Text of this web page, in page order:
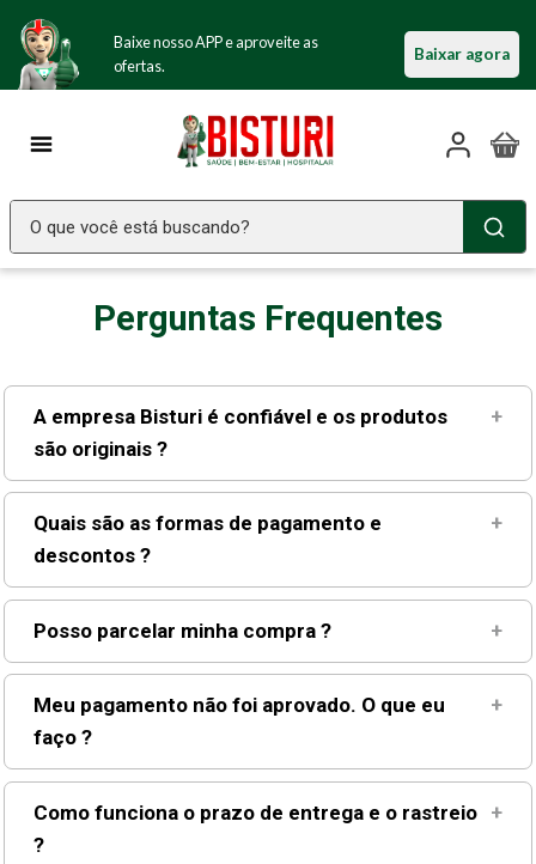
Baixe nosso APP e aproveite as
ofertas.
Baixar agora
O que você está buscando?
Perguntas Frequentes
A empresa Bisturi é confiável e os produtos
são originais ?
+
Quais são as formas de pagamento e
descontos ?
+
Posso parcelar minha compra ? +
Meu pagamento não foi aprovado. O que eu
faço ?
+
Como funciona o prazo de entrega e o rastreio
?
+
Seringa Insulina
Littmann
4º Luva Latex
5º Absorvente Geriatrico
6º Estetoscopio Littmann
9º Curativo
10º Cadeira Banho